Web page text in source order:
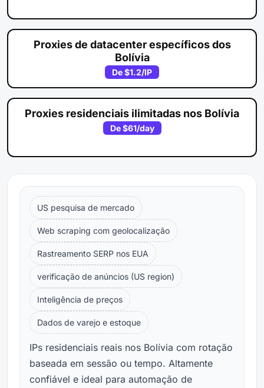
Proxies de datacenter específicos dos
Bolívia
De$1.2/IP
Proxies residenciais ilimitadas nos Bolívia
De$61/day
US pesquisa de mercado
Web scraping com geolocalização
Rastreamento SERP nos EUA
verificação de anúncios (US region)
Inteligência de preços
Dados de varejo e estoque
IPs residenciais reais nos Bolívia com rotação
baseada em sessão ou tempo. Altamente
confiável e ideal para automação de